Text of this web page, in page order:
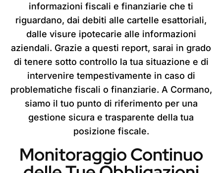
informazioni fiscali e finanziarie che ti
riguardano, dai debiti alle cartelle esattoriali,
dalle visure ipotecarie alle informazioni
aziendali. Grazie a questi report, sarai in grado
di tenere sotto controllo la tua situazione e di
intervenire tempestivamente in caso di
problematiche fiscali o finanziarie. A Cormano,
siamo il tuo punto di riferimento per una
gestione sicura e trasparente della tua
posizione fiscale.
Monitoraggio Continuo